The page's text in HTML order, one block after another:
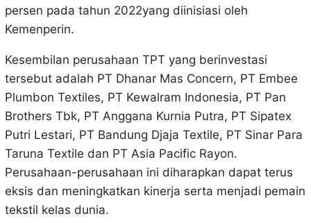
persen pada tahun 2022yang diinisiasi oleh
Kemenperin.
Kesembilan perusahaan TPT yang berinvestasi
tersebut adalah PT Dhanar Mas Concern, PT Embee
Plumbon Textiles, PT Kewalram Indonesia, PT Pan
Brothers Tbk, PT Anggana Kurnia Putra, PT Sipatex
Putri Lestari, PT Bandung Djaja Textile, PT Sinar Para
Taruna Textile dan PT Asia Pacific Rayon.
Perusahaan-perusahaan ini diharapkan dapat terus
eksis dan meningkatkan kinerja serta menjadi pemain
tekstil kelas dunia.